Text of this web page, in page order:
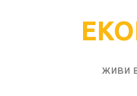
живи